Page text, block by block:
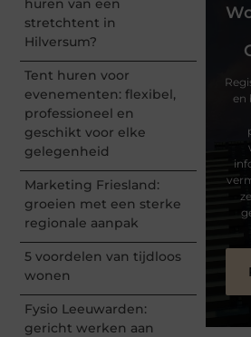
huren van een
stretchtent in
Hilversum?
Tent huren voor
evenementen: flexibel,
professioneel en
geschikt voor elke
gelegenheid
Marketing Friesland:
groeien met een sterke
regionale aanpak
5 voordelen van tijdloos
wonen
Fysio Leeuwarden:
gericht werken aan
en